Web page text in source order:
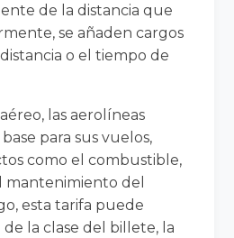
de la distancia que
se añaden cargos
o el tiempo de
las aerolíneas
para sus vuelos,
como el combustible,
mantenimiento del
esta tarifa puede
la clase del billete, la